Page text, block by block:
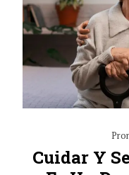
Cuidar Y